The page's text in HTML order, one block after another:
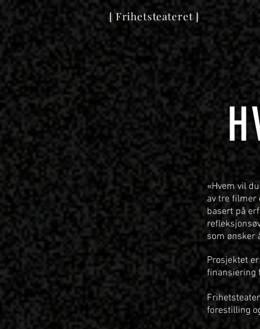
[ Frihetsteateret ]
«Hvem vil
av tre filmer
basert på
som ønsker
Prosjektet
finansiering
forestilling